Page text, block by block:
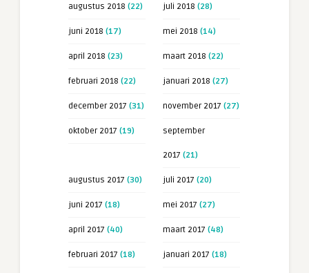
augustus 2018 (22) juli 2018 (28)
juni 2018 (17) mei 2018 (14)
april 2018 (23) maart 2018 (22)
februari 2018 (22) januari 2018 (27)
december 2017 (31) november 2017 (27)
oktober 2017 (19) september
2017 (21)
augustus 2017 (30) juli 2017 (20)
juni 2017 (18) mei 2017 (27)
april 2017 (40) maart 2017 (48)
februari 2017 (18) januari 2017 (18)